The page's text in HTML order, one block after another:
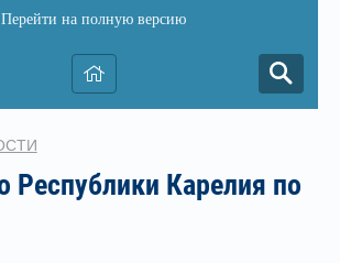
Перейти на полную версию
Республики Карелия по